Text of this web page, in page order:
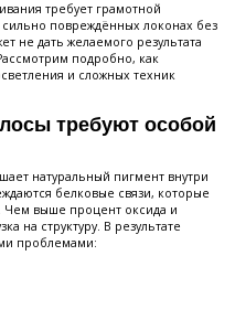
требует грамотной
повреждённых локонах без
не дать желаемого результата
подробно, как
и сложных техник
требуют особой
натуральный пигмент внутри
белковые связи, которые
Чем выше процент оксида и
на структуру. В результате
проблемами: